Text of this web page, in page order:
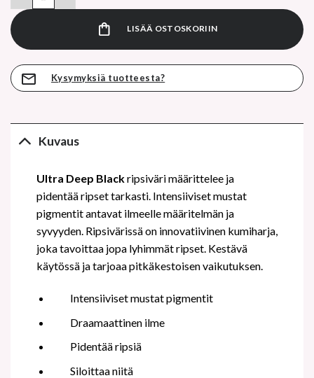
LISÄÄ OSTOSKORIIN
Kysymyksiä tuotteesta?
Kuvaus
Ultra Deep Blackripsiväri määrittelee ja
pidentää ripset tarkasti. Intensiiviset mustat
pigmentit antavat ilmeelle määritelmän ja
syvyyden. Ripsivärissä on innovatiivinen kumiharja,
joka tavoittaa jopa lyhimmät ripset. Kestävä
käytössä ja tarjoaa pitkäkestoisen vaikutuksen.
Intensiiviset mustat pigmentit
Draamaattinen ilme
Pidentää ripsiä
Siloittaa niitä